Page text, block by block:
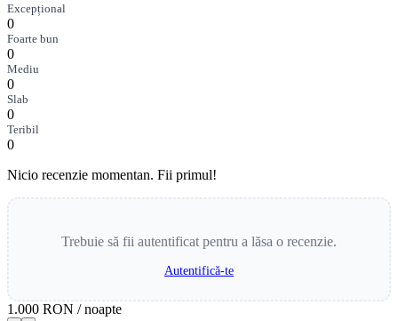
Excepțional
0
Foarte bun
0
Mediu
0
Slab
0
Teribil
0
Nicio recenzie momentan. Fii primul!
Trebuie să fii autentificat pentru a lăsa o recenzie.
Autentifică-te
1.000 RON / noapte